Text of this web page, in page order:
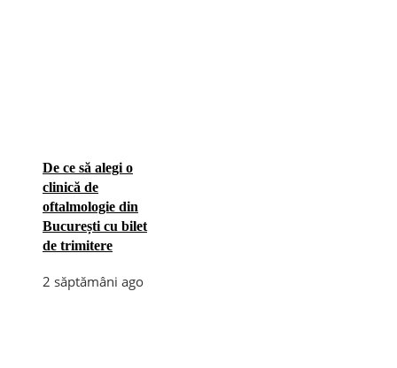
De ce să alegi o
clinică de
oftalmologie din
București cu bilet
de trimitere
2 săptămâni ago